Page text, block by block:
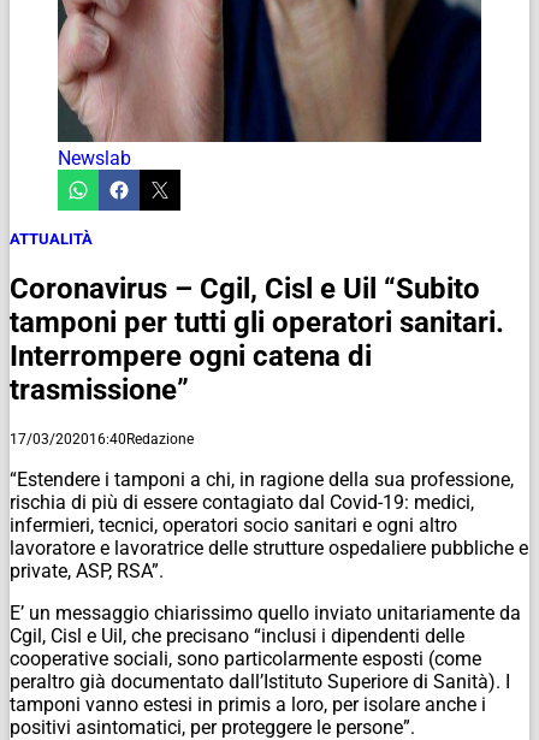
Newslab
ATTUALITÀ
Coronavirus – Cgil, Cisl e Uil “Subito
tamponi per tutti gli operatori sanitari.
Interrompere ogni catena di
trasmissione”
17/03/202016:40Redazione
“Estendere i tamponi a chi, in ragione della sua professione,
rischia di più di essere contagiato dal Covid-19: medici,
infermieri, tecnici, operatori socio sanitari e ogni altro
lavoratore e lavoratrice delle strutture ospedaliere pubbliche e
private, ASP, RSA”.
E’ un messaggio chiarissimo quello inviato unitariamente da
Cgil, Cisl e Uil, che precisano “inclusi i dipendenti delle
cooperative sociali, sono particolarmente esposti (come
peraltro già documentato dall’Istituto Superiore di Sanità). I
tamponi vanno estesi in primis a loro, per isolare anche i
positivi asintomatici, per proteggere le persone”.